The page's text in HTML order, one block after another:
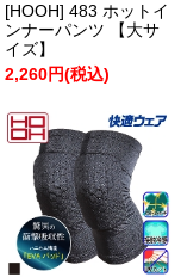
[HOOH] 483 ホットイ
ンナーパンツ 【大サ
イズ】
2,260円(税込)